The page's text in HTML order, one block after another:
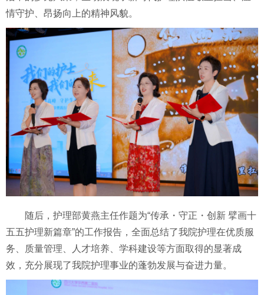
情守护、昂扬向上的精神风貌。
随后，护理部黄燕主任作题为“传承・守正・创新 擘画十
五五护理新篇章”的工作报告，全面总结了我院护理在优质服
务、质量管理、人才培养、学科建设等方面取得的显著成
效，充分展现了我院护理事业的蓬勃发展与奋进力量。